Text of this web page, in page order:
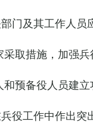
门及其工作人员
取措施，加强
预备役人员建
役工作中作出突